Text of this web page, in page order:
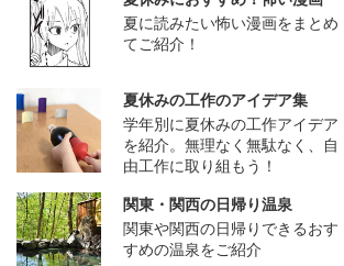
夏に読みたい怖い漫画をまとめ
てご紹介！
夏休みの工作のアイデア集
学年別に夏休みの工作アイデア
を紹介。無理なく無駄なく、自
由工作に取り組もう！
関東・関西の日帰り温泉
関東や関西の日帰りできるおす
すめの温泉をご紹介